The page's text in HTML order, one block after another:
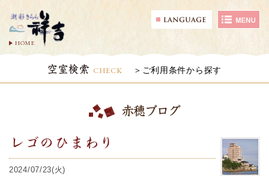
HOME
空室検索 CHECK ご利用条件から探す
赤穂ブログ
レゴのひまわり
2024/07/23(火)